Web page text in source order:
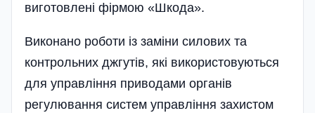
виготовлені фірмою «Шкода».
Виконано роботи із заміни силових та
контрольних джгутів, які використовуються
для управління приводами органів
регулювання систем управління захистом